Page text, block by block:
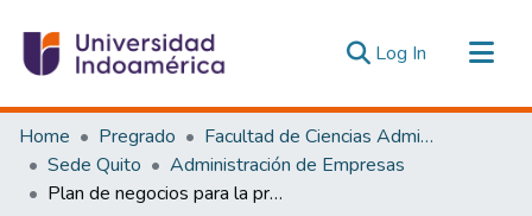
Log In (current)
Communities & Collections
All of DSpace
Statistics
Home Pregrado
Facultad de Ciencias Administrativas y Económicas
Sede Quito
Administración de Empresas
Plan de negocios para la producción y comercialización de Té de Cacao en el Distrito Metropolitano de Quito